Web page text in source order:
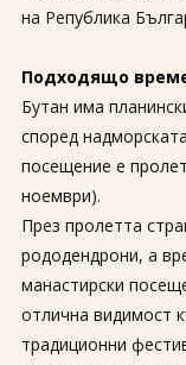
на Република
Подходящо
Бутан има
според
посещение е
ноември).
През пролетта
рододендрони, а
манастирски
отлична видимост
традиционни